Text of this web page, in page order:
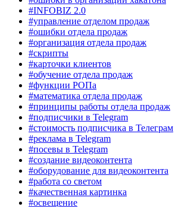
#INFOBIZ 2.0
#управление отделом продаж
#ошибки отдела продаж
#организация отдела продаж
#скрипты
#карточки клиентов
#обучение отдела продаж
#функции РОПа
#математика отдела продаж
#принципы работы отдела продаж
#подписчики в Telegram
#стоимость подписчика в Телеграм
#реклама в Telegram
#посевы в Telegram
#создание видеоконтента
#оборудование для видеоконтента
#работа со светом
#качественная картинка
#освещение